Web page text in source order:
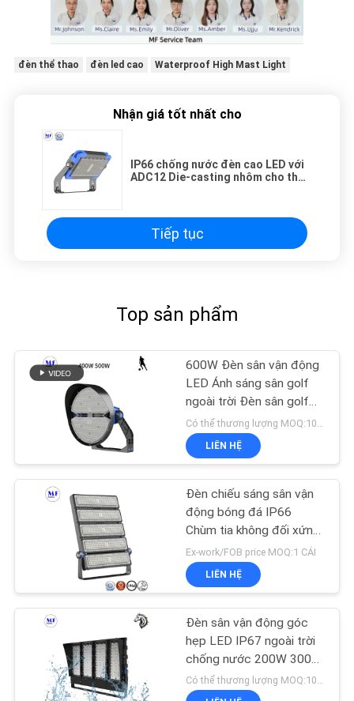
đèn thể thao đèn led cao Waterproof High Mast Light
Nhận giá tốt nhất cho
IP66 chống nước đèn cao LED với
ADC12 Die-casting nhôm cho thể
Tiếp tục
Top sản phẩm
600W Đèn sân vận động
LED Ánh sáng sân golf
ngoài trời Đèn sân golf
IP66 800W 1000W
Không thấm nước
LIÊN HỆ
Đèn chiếu sáng sân vận
động bóng đá IP66
Chùm tia không đối xứng
Góc chống gió Công suất
cao
Ex-work/FOB price MOQ:1 CÁI
LIÊN HỆ
Đèn sân vận động góc
hẹp LED IP67 ngoài trời
chống nước 200W 300W
400W 500W
Có thể thương lượng MOQ:100 cái